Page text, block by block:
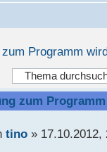
Programm
zum
tino» 17.10.2012,